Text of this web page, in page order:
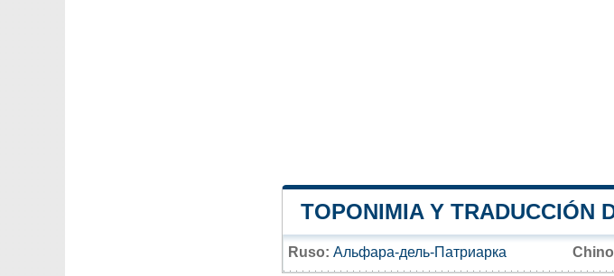
TOPONIMIA Y TRADUCCIÓN
Ruso: Альфара-дель-Патриарка